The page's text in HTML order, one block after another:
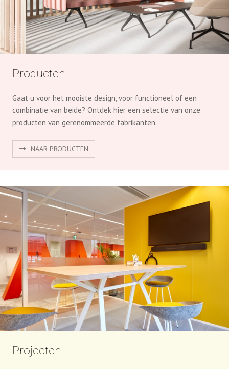
Producten
Gaat u voor het mooiste design, voor functioneel of een
combinatie van beide? Ontdek hier een selectie van onze
producten van gerenommeerde fabrikanten.
NAAR PRODUCTEN
Projecten